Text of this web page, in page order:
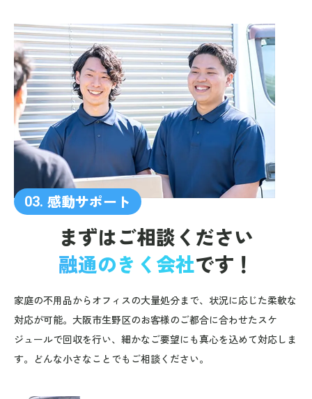
03. 感動サポート
まずはご相談ください
融通のきく会社です！
家庭の不用品からオフィスの大量処分まで、状況に応じた柔軟な
対応が可能。大阪市生野区のお客様のご都合に合わせたスケ
ジュールで回収を行い、細かなご要望にも真心を込めて対応しま
す。どんな小さなことでもご相談ください。